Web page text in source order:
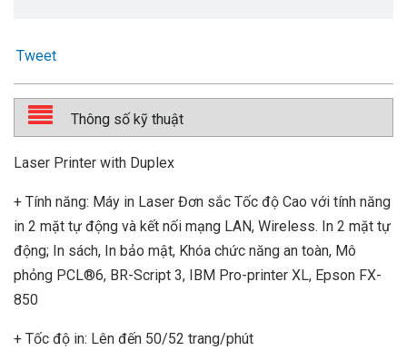
Tweet
Thông số kỹ thuật
Laser Printer with Duplex
+ Tính năng: Máy in Laser Đơn sắc Tốc độ Cao với tính năng
in 2 mặt tự động và kết nối mạng LAN, Wireless. In 2 mặt tự
động; In sách, In bảo mật, Khóa chức năng an toàn, Mô
phỏng PCL®6, BR-Script 3, IBM Pro-printer XL, Epson FX-
850
+ Tốc độ in: Lên đến 50/52 trang/phút